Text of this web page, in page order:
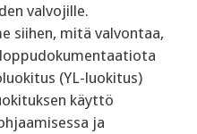
valvojille.
siihen, mitä valvontaa,
(YL-luokitus)
käyttö
ja